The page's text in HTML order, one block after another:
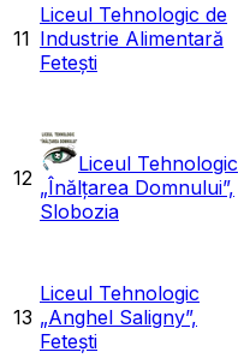
11
Liceul Tehnologic de
Industrie Alimentară
Fetești
12
Liceul Tehnologic
„Înălțarea Domnului”,
Slobozia
13
Liceul Tehnologic
„Anghel Saligny”,
Fetești